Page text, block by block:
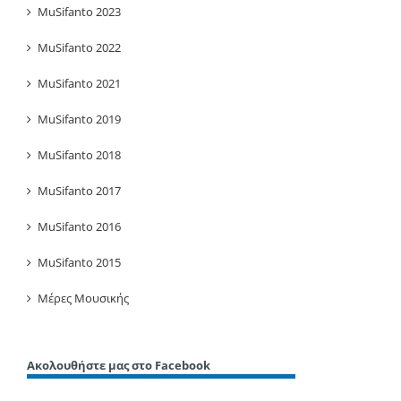
MuSifanto 2023
MuSifanto 2022
MuSifanto 2021
MuSifanto 2019
MuSifanto 2018
MuSifanto 2017
MuSifanto 2016
MuSifanto 2015
Μέρες Μουσικής
Ακολουθήστε μας στο Facebook